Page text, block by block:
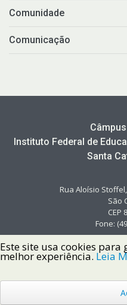
Comunidade
Comunicação
Instituto Federal de
Santa
Rua Aloísio
São
CEP
Fone:
Copyright © 2022 Instituto
Este site usa cookies
melhor experiência. Leia